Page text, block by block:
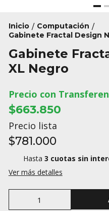
Inicio / Computación /
Gabinete Fractal Design
Gabinete
XL Negro
Precio con
$663.850
Precio lista
$781.000
Hasta 3 cuotas sin
Ver más detalles